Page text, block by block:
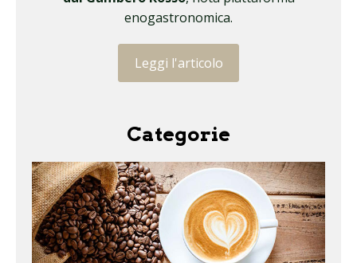
enogastronomica.
Leggi l'articolo
Categorie